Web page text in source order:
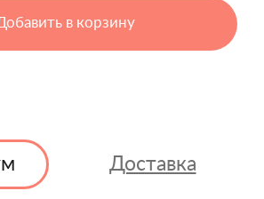
в корзину
Доставка